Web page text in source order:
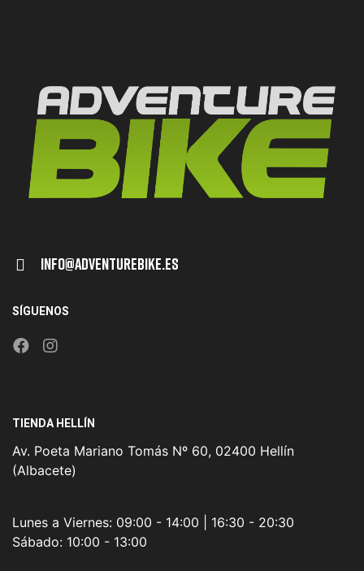
Info@adventurebike.es
SÍGUENOS
TIENDA HELLÍN
Av. Poeta Mariano Tomás Nº 60, 02400 Hellín
(Albacete)
Lunes a Viernes: 09:00 - 14:00 | 16:30 - 20:30
Sábado: 10:00 - 13:00